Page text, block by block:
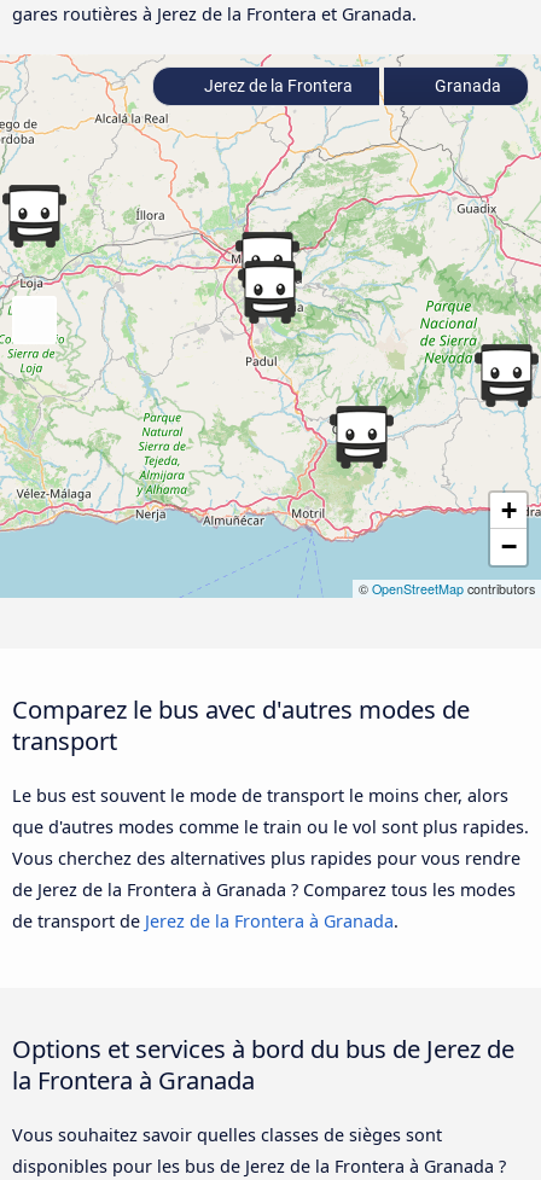
gares routières à Jerez de la Frontera et Granada.
+
−
© OpenStreetMap contributors
Jerez de la Frontera Granada
Comparez le bus avec d'autres modes de
transport
Le bus est souvent le mode de transport le moins cher, alors
que d'autres modes comme le train ou le vol sont plus rapides.
Vous cherchez des alternatives plus rapides pour vous rendre
de Jerez de la Frontera à Granada ? Comparez tous les modes
de transport de Jerez de la Frontera à Granada.
Options et services à bord du bus de Jerez de
la Frontera à Granada
Vous souhaitez savoir quelles classes de sièges sont
disponibles pour les bus de Jerez de la Frontera à Granada ?